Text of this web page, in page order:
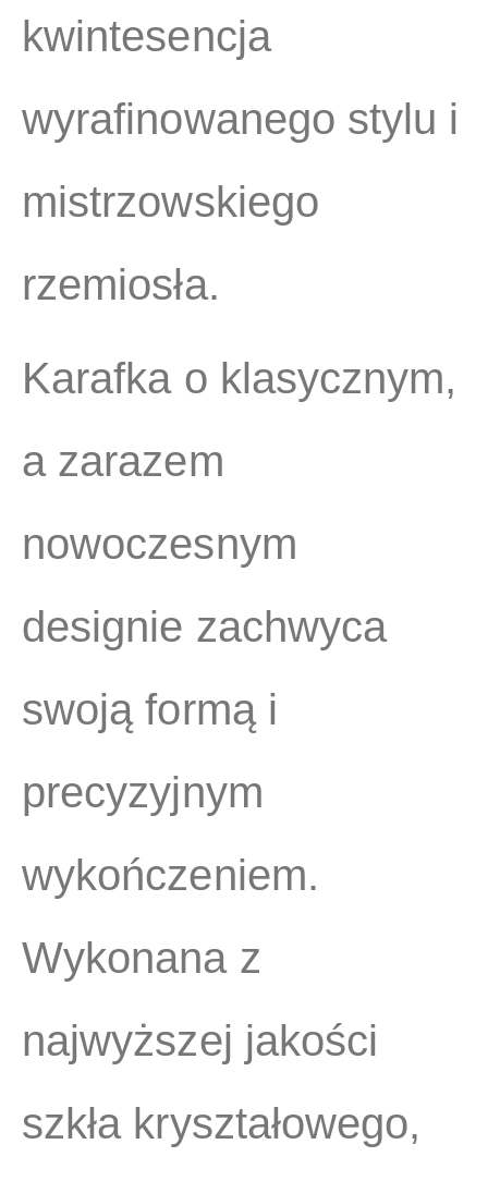
kwintesencja
wyrafinowanego stylu i
mistrzowskiego
rzemiosła.
Karafka o klasycznym,
a zarazem
nowoczesnym
designie zachwyca
swoją formą i
precyzyjnym
wykończeniem.
Wykonana z
najwyższej jakości
szkła kryształowego,